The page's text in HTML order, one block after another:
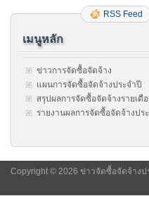
RSS Feed
เมนูหลัก
ข่าวการจัดซื้อจัดจ้าง
แผนการจัดซื้อจัดจ้างประจำปี
สรุปผลการจัดซื้อจัดจ้างรายเดื
รายงานผลการจัดซื้อจัดจ้างปร
Copyright © 2026 ข่าวจัดซื้อจัดจ้างป